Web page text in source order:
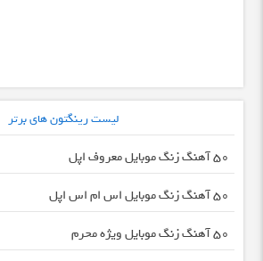
لیست رینگتون های برتر
50 آهنگ زنگ موبایل معروف اپل
50 آهنگ زنگ موبایل اس ام اس اپل
50 آهنگ زنگ موبایل ویژه محرم